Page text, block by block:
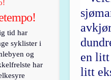
tid har
syklister i
og
har